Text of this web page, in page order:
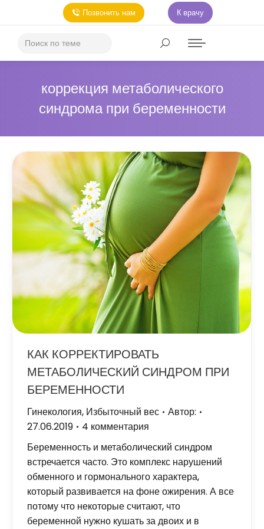
Позвонить нам К врачу
коррекция метаболического
синдрома при беременности
КАК КОРРЕКТИРОВАТЬ
МЕТАБОЛИЧЕСКИЙ СИНДРОМ ПРИ
БЕРЕМЕННОСТИ
Гинекология, Избыточный вес
Автор:
27.06.2019
4 комментария
Беременность и метаболический синдром
встречается часто. Это комплекс нарушений
обменного и гормонального характера,
который развивается на фоне ожирения. А все
потому что некоторые считают, что
беременной нужно кушать за двоих и в